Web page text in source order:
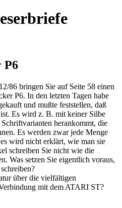
P6
86 bringen Sie auf Seite 58 einen
P6. In den letzten Tagen habe
und mußte feststellen, daß
Es wird z. B. mit keiner Silbe
herankommt, die
Es werden zwar jede Menge
wird nicht erklärt, wie man sie
schreiben Sie nicht wie die
Was setzen Sie eigentlich voraus,
über die vielfältigen
mit dem ATARI ST?